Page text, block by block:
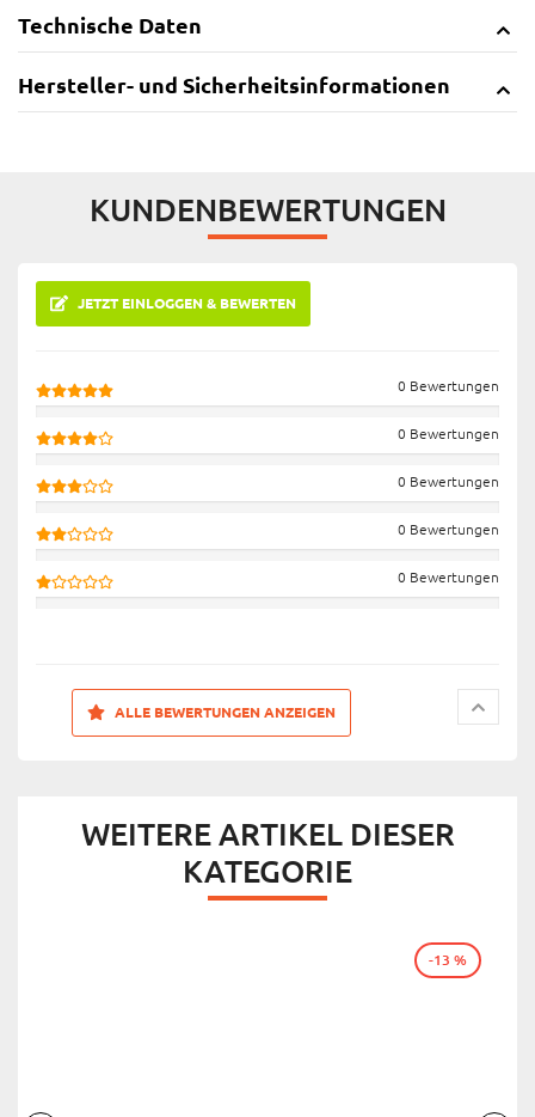
Technische Daten
Hersteller- und Sicherheitsinformationen
KUNDENBEWERTUNGEN
JETZT EINLOGGEN & BEWERTEN
0 Bewertungen
0 Bewertungen
0 Bewertungen
0 Bewertungen
0 Bewertungen
ALLE BEWERTUNGEN ANZEIGEN
WEITERE ARTIKEL DIESER
KATEGORIE
-13 %